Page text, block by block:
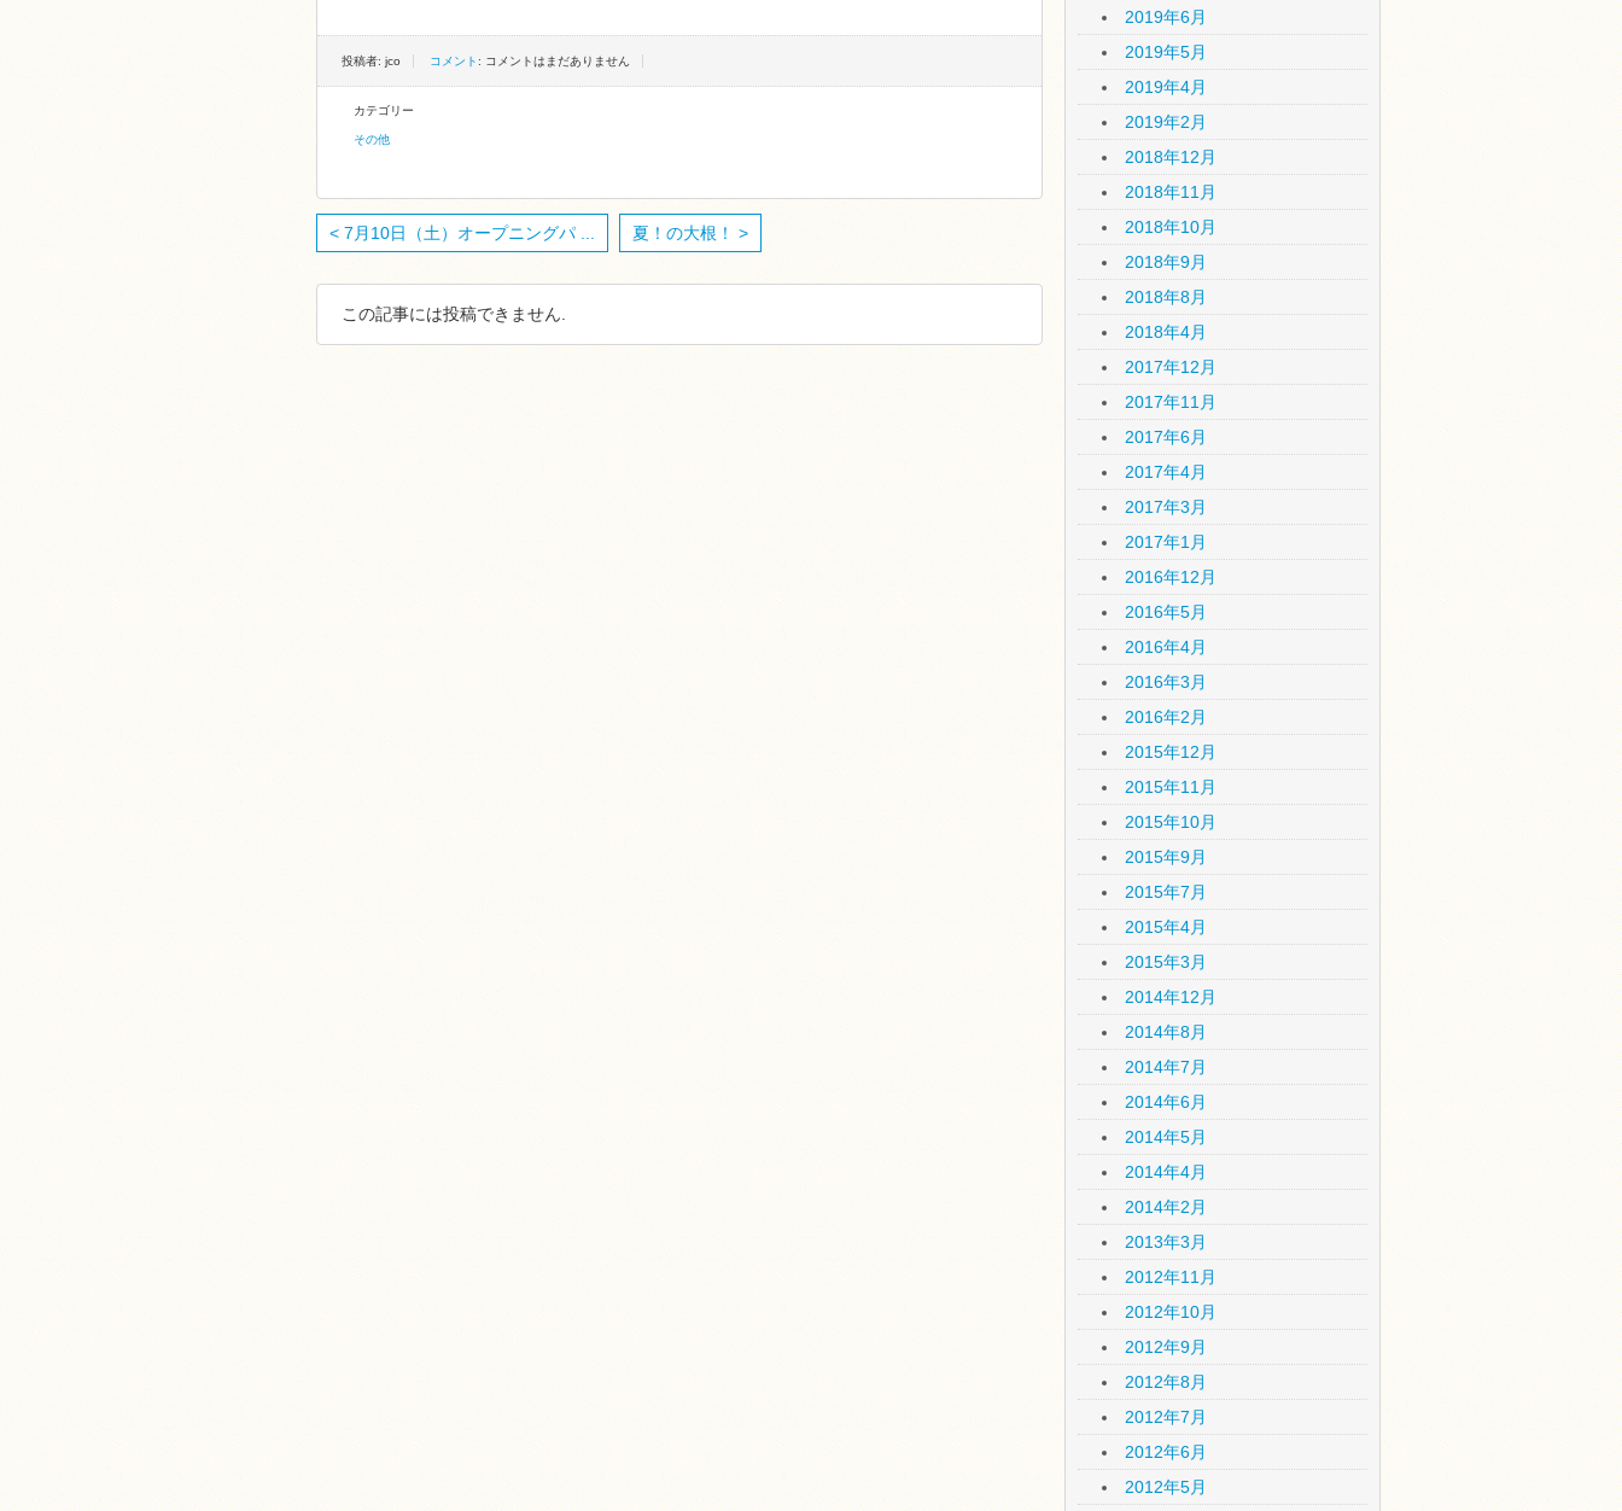
投稿者: jco コメント : コメントはまだありません
カテゴリー
その他
< 7月10日（土）オープニングパ ... 夏！の大根！ >
この記事には投稿できません.
2019年6月
2019年5月
2019年4月
2019年2月
2018年12月
2018年11月
2018年10月
2018年9月
2018年8月
2018年4月
2017年12月
2017年11月
2017年6月
2017年4月
2017年3月
2017年1月
2016年12月
2016年5月
2016年4月
2016年3月
2016年2月
2015年12月
2015年11月
2015年10月
2015年9月
2015年7月
2015年4月
2015年3月
2014年12月
2014年8月
2014年7月
2014年6月
2014年5月
2014年4月
2014年2月
2013年3月
2012年11月
2012年10月
2012年9月
2012年8月
2012年7月
2012年6月
2012年5月